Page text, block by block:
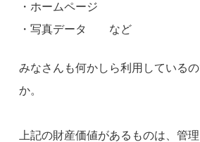
・ホームページ
・写真データ など
みなさんも何かしら利用している
か。
上記の財産価値があるものは、管